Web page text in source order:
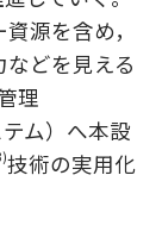
源を含め，
どを見える
理
ム）へ本設
技術の実用化